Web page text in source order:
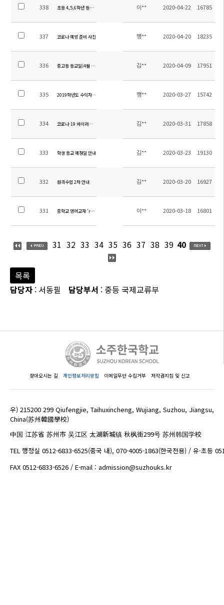
338 초등 4,5,6학년 등교 안내 이** 2020-04-22 16785
337 코로나 예방 준비 사진 행** 2020-04-20 18235
336 중고등 등교일(4월 13일) 안내 가정통신문 김** 2020-04-09 17951
335 2019학년도 수익자부담경비(버스비,급식비) 정산 결과 보고
행** 2020-03-27 15742
334 코로나-19 바이러스 예방을 위한 행동 수칙 김** 2020-03-31 17858
333 학생 등교 예정일 안내 김** 2020-03-23 19130
332 원격수업 2차 안내 김** 2020-03-20 16927
331 중학교 영어교재 'reading explorer' 온라인 수업 안내
이** 2020-03-18 16801
31 32 33 34 35 36 37 38 39 40
목록
담당자 : 서동필 담당부서 : 중등 국제교류부
찾아오시는 길 개인정보처리방침 이메일무단 수집거부 저작권지침 및 신고
우) 215200 299 Qiufengjie, Taihuxincheng, Wujiang, Suzhou, Jiangsu,
China(苏州韓國學校)
中国 江苏省 苏州市 吴江区 太湖新城镇 秋枫街299号 苏州韩国学校
TEL 행정실 0512-6833-6525(중국 내), 070-4005-1863(한국전용) / 유·초등
FAX 0512-6833-6526 / E-mail : admission@suzhouks.kr